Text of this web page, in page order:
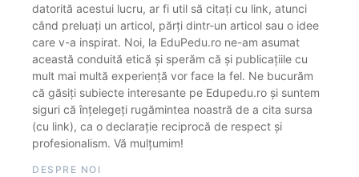
datorită acestui lucru, ar fi util să citați cu link, atunci
când preluați un articol, părți dintr-un articol sau o idee
care v-a inspirat. Noi, la EduPedu.ro ne-am asumat
această conduită etică și sperăm că și publicațiile cu
mult mai multă experiență vor face la fel. Ne bucurăm
că găsiți subiecte interesante pe Edupedu.ro și suntem
siguri că înțelegeți rugămintea noastră de a cita sursa
(cu link), ca o declarație reciprocă de respect și
profesionalism. Vă mulțumim!
DESPRE NOI